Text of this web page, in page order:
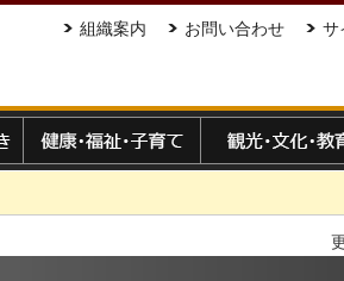
組織案内 お問い合わせ サ